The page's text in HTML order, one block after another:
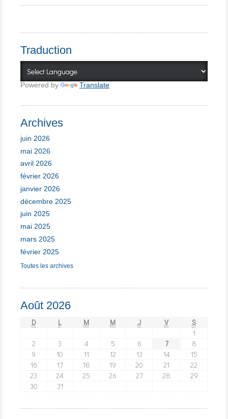
Traduction
Powered by Translate
Archives
juin 2026
mai 2026
avril 2026
février 2026
janvier 2026
décembre 2025
juin 2025
mai 2025
mars 2025
février 2025
Toutes les archives
Août 2026
D L M M J V
S
1
2
3 4 5 6 7
8
9
10 11 12 13 14
15
16
17 18 19 20 21
22
23
24 25 26 27 28
29
30
31